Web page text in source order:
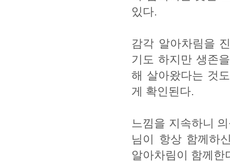
있다.
감각 알아차림을
기도 하지만 생존
해 살아왔다는 것
게 확인된다.
느낌을 지속하니
님이 항상 함께하
알아차림이 함께한